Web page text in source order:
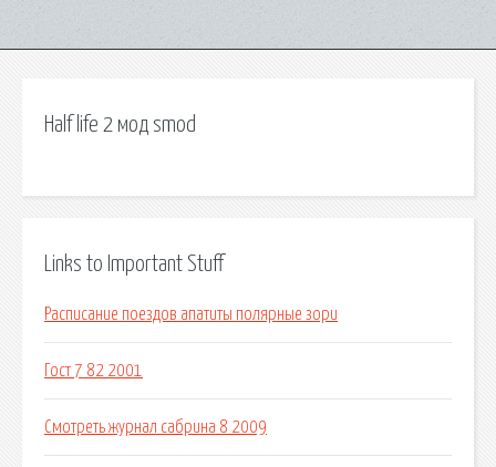
Half life 2 мод smod
Links to Important Stuff
Расписание поездов апатиты полярные зори
Гост 7 82 2001
Смотреть журнал сабрина 8 2009